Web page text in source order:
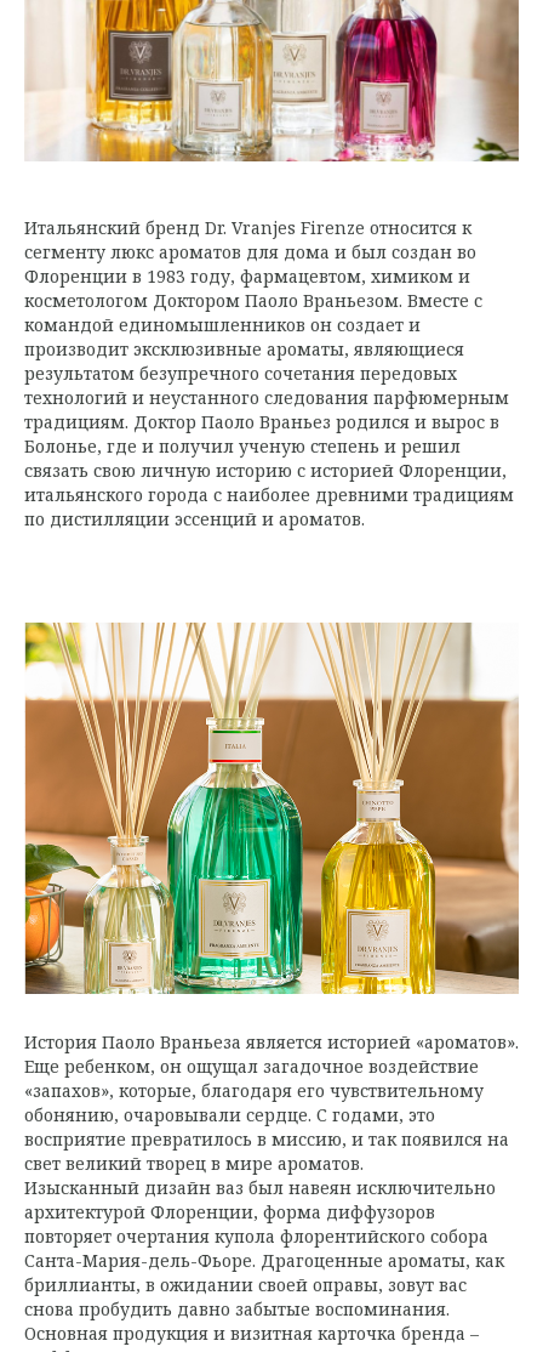
Итальянский бренд Dr. Vranjes Firenze относится к
сегменту люкс ароматов для дома и был создан во
Флоренции в 1983 году, фармацевтом, химиком и
косметологом Доктором Паоло Враньезом. Вместе с
командой единомышленников он создает и
производит эксклюзивные ароматы, являющиеся
результатом безупречного сочетания передовых
технологий и неустанного следования парфюмерным
традициям. Доктор Паоло Враньез родился и вырос в
Болонье, где и получил ученую степень и решил
связать свою личную историю с историей Флоренции,
итальянского города с наиболее древними традициям
по дистилляции эссенций и ароматов.
История Паоло Враньеза является историей «ароматов».
Еще ребенком, он ощущал загадочное воздействие
«запахов», которые, благодаря его чувствительному
обонянию, очаровывали сердце. С годами, это
восприятие превратилось в миссию, и так появился на
свет великий творец в мире ароматов.
Изысканный дизайн ваз был навеян исключительно
архитектурой Флоренции, форма диффузоров
повторяет очертания купола флорентийского собора
Санта-Мария-дель-Фьоре. Драгоценные ароматы, как
бриллианты, в ожидании своей оправы, зовут вас
снова пробудить давно забытые воспоминания.
Основная продукция и визитная карточка бренда –